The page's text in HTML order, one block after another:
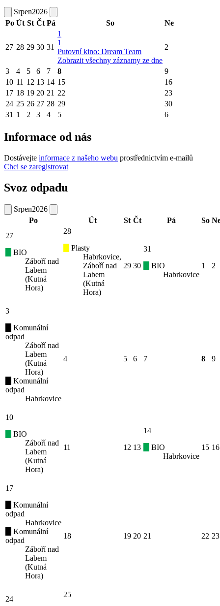
Srpen2026
Po Út St Čt Pá So Ne
27 28 29 30 31
1
1
Putovní kino: Dream Team
Zobrazit všechny záznamy ze dne
2
3 4 5 6 7 8
9
10 11 12 13 14 15
16
17 18 19 20 21 22
23
24 25 26 27 28 29
30
31 1 2 3 4 5 6
Informace od nás
Dostávejte informace z našeho webu prostřednictvím e-mailů
Chci se zaregistrovat
Svoz odpadu
Srpen2026
Po
Út St Čt Pá So
27
BIO
Záboří nad
Labem
(Kutná
Hora)
28
Plasty
Habrkovice,
Záboří nad
Labem
(Kutná
Hora)
29 30
31
BIO
Habrkovice
1 2
3
Komunální
odpad
Záboří nad
Labem
(Kutná
Hora)
Komunální
odpad
Habrkovice
4 5 6 7 8 9
10
BIO
Záboří nad
Labem
(Kutná
Hora)
11 12 13
14
BIO
Habrkovice
15 16
17
Komunální
odpad
Habrkovice
Komunální
odpad
Záboří nad
Labem
(Kutná
Hora)
18 19 20 21 22 23
24
25